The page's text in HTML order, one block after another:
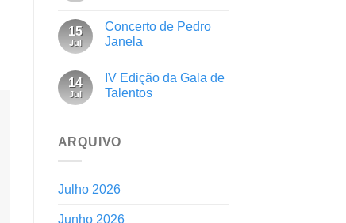
15
Jul
Concerto de Pedro
Janela
14
Jul
IV Edição da Gala de
Talentos
ARQUIVO
Julho 2026
Junho 2026